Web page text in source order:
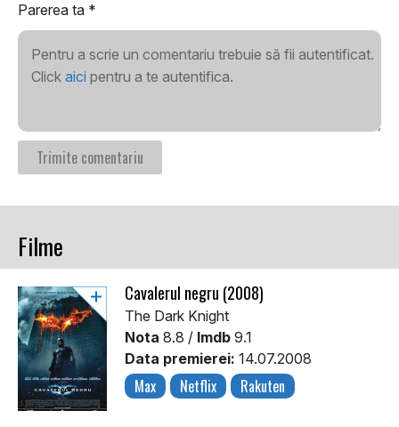
Parerea ta *
Pentru a scrie un comentariu trebuie să fii autentificat.
Click aici pentru a te autentifica.
Filme
Cavalerul negru (2008)
The Dark Knight
Nota 8.8 / Imdb 9.1
Data premierei: 14.07.2008
Max Netflix Rakuten